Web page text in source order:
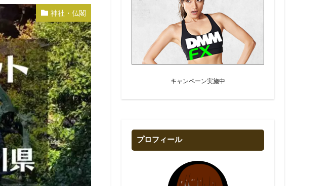
神社・仏閣
キャンペーン実施中
プロフィール